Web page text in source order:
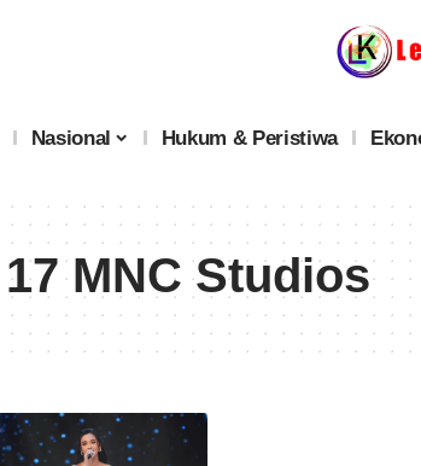
Nasional Hukum & Peristiwa
MNC Studios